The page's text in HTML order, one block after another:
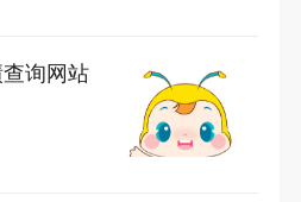
询网站